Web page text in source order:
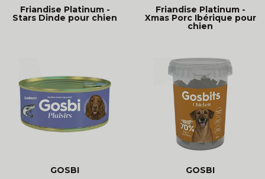
Friandise Platinum -
Stars Dinde pour chien
Friandise Platinum -
Xmas Porc Ibérique pour
chien
GOSBI
GOSBI